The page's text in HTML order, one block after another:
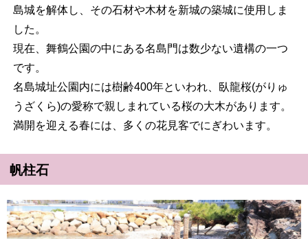
島城を解体し、その石材や木材を新城の築城に使用しま
した。
現在、舞鶴公園の中にある名島門は数少ない遺構の一つ
です。
名島城址公園内には樹齢400年といわれ、臥龍桜(がりゅ
うざくら)の愛称で親しまれている桜の大木があります。
満開を迎える春には、多くの花見客でにぎわいます。
帆柱石